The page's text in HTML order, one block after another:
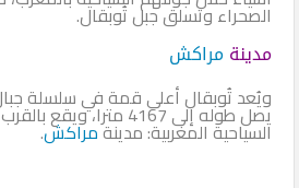
الصحراء وتسلق جبل تُوبقال.
مدينةمراكش
ويُعد تُوبقال أعلى قمة في سلسلة
يصل طوله إلى 4167
السياحية المغربية: مدينةمراكش.